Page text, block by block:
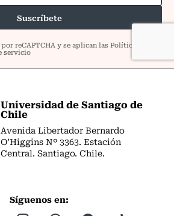
Universidad de Santiago de
Chile
Avenida Libertador Bernardo
O’Higgins Nº 3363. Estación
Central. Santiago. Chile.
Síguenos en: